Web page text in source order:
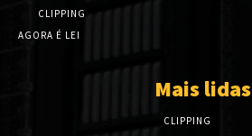
CLIPPING
AGORA É LEI
Mais lidas
CLIPPING